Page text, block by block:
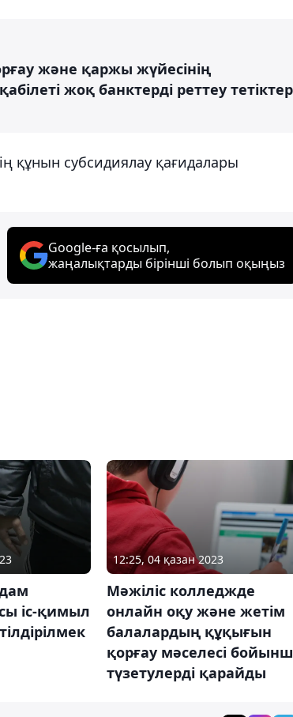
және қаржы жүйесінің
жоқ банктерді реттеу
құнын субсидиялау қағидалары
Google-ға қосылып,
жаңалықтарды бірінші болып оқыңыз
іс-қимыл
12:25, 04 қазан 2023
Мәжіліс колледжде
онлайн оқу және жетім
балалардың құқығын
қорғау мәселесі
түзетулерді қарайды